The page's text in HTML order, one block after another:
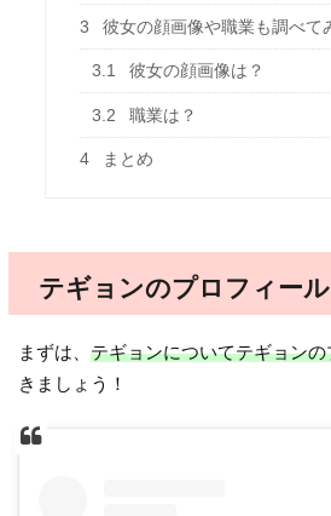
3 彼女の顔画像や職業も調べて
3.1 彼女の顔画像は？
3.2 職業は？
4 まとめ
テギョンのプロフィール
まずは、テギョンについてテギョン
きましょう！